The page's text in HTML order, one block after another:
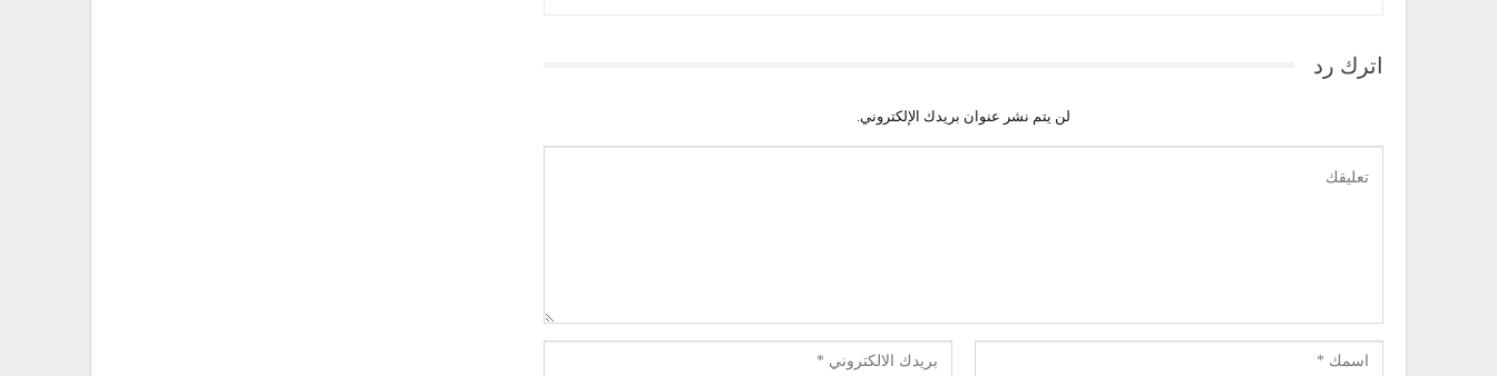
اترك رد
لن يتم نشر عنوان بريدك الإلكتروني.